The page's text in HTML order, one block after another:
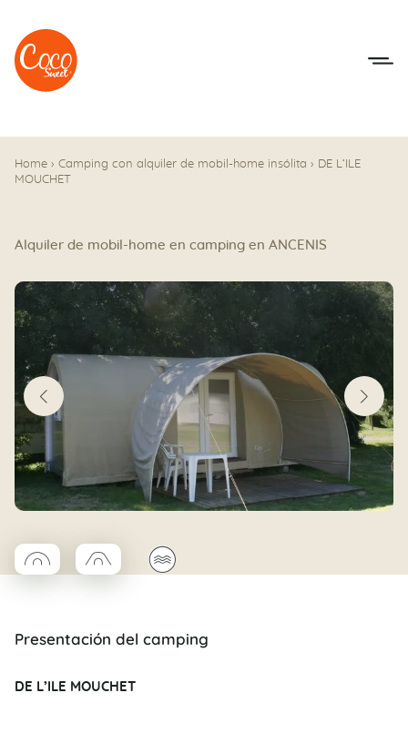
Ir al menú
Ir a los contenidos
Home › Camping con alquiler de mobil-home insólita › DE L’ILE
MOUCHET
Alquiler de mobil-home en camping en ANCENIS
◯Coco rond
□Coco trapèze
🌊
Presentación del camping
DE L’ILE MOUCHET